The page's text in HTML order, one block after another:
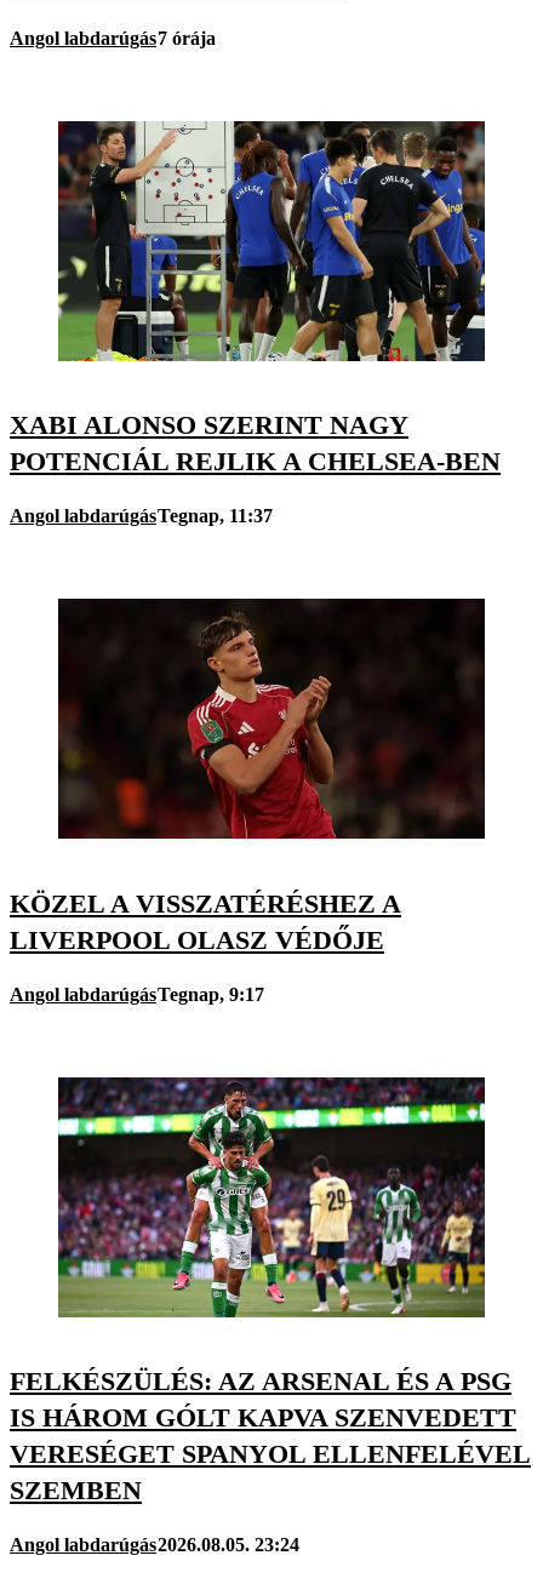
Angol labdarúgás7 órája
XABI ALONSO SZERINT NAGY
POTENCIÁL REJLIK A CHELSEA-BEN
Angol labdarúgásTegnap, 11:37
KÖZEL A VISSZATÉRÉSHEZ A
LIVERPOOL OLASZ VÉDŐJE
Angol labdarúgásTegnap, 9:17
FELKÉSZÜLÉS: AZ ARSENAL ÉS A PSG
IS HÁROM GÓLT KAPVA SZENVEDETT
VERESÉGET SPANYOL ELLENFELÉVEL
SZEMBEN
Angol labdarúgás2026.08.05. 23:24